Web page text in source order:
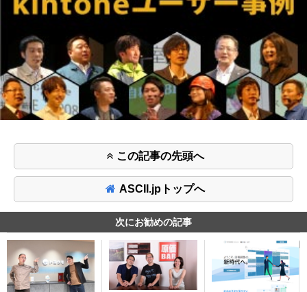
この記事の先頭へ
ASCII.jpトップへ
次にお勧めの記事